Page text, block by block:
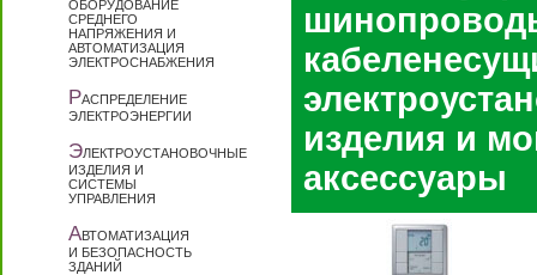
ОБОРУДОВАНИЕ
СРЕДНЕГО
НАПРЯЖЕНИЯ И
АВТОМАТИЗАЦИЯ
ЭЛЕКТРОСНАБЖЕНИЯ
РАСПРЕДЕЛЕНИЕ
ЭЛЕКТРОЭНЕРГИИ
ЭЛЕКТРОУСТАНОВОЧНЫЕ
ИЗДЕЛИЯ И
СИСТЕМЫ
УПРАВЛЕНИЯ
АВТОМАТИЗАЦИЯ
И БЕЗОПАСНОСТЬ
ЗДАНИЙ
изделия и
аксессуары